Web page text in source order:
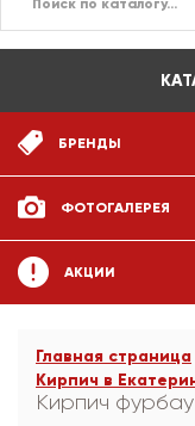
БРЕНДЫ
ФОТОГАЛЕРЕЯ
АКЦИИ
Главная страница
Кирпич в
Кирпич